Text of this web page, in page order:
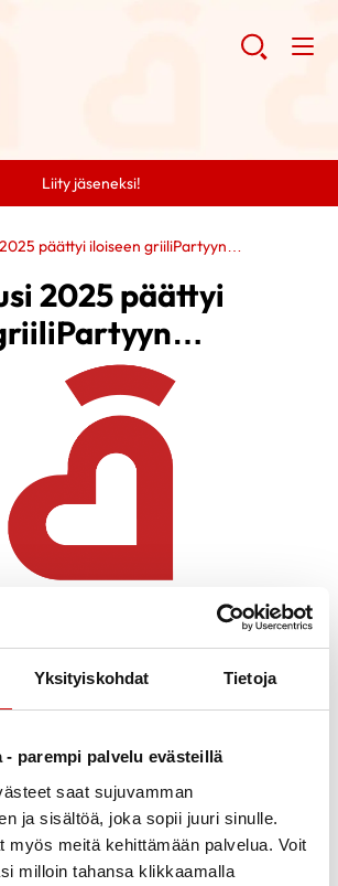
Yksityiskohdat Tietoja
- parempi palvelu evästeillä
saat sujuvamman
ja sisältöä, joka sopii juuri sinulle.
myös meitä kehittämään palvelua. Voit
milloin tahansa klikkaamalla
Liity jäseneksi!
päättyi iloiseen griiliPartyyn…
2025 päättyi
lauantaina 24.5.2025 Kemin
10 pakettia meni makkaraa
Kahvia keitettiin
pannulla. Molempia riitti
piti tarjota syötäväksi.